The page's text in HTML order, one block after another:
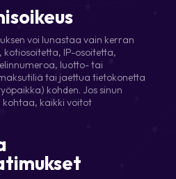
voi lunastaa vain kerran
IP-osoitetta,
luotto- tai
tai jaettua tietokonetta
kohden. Jos sinun
kaikki voitot